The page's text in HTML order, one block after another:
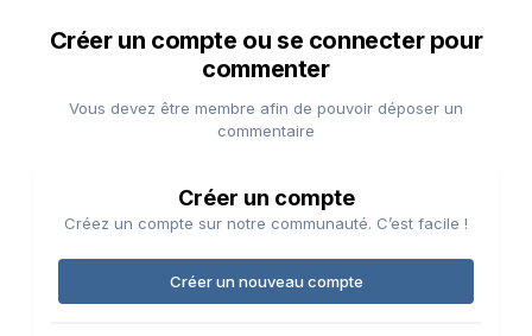
Créer un compte ou se connecter pour
commenter
Vous devez être membre afin de pouvoir déposer un
commentaire
Créer un compte
Créez un compte sur notre communauté. C’est facile !
Créer un nouveau compte